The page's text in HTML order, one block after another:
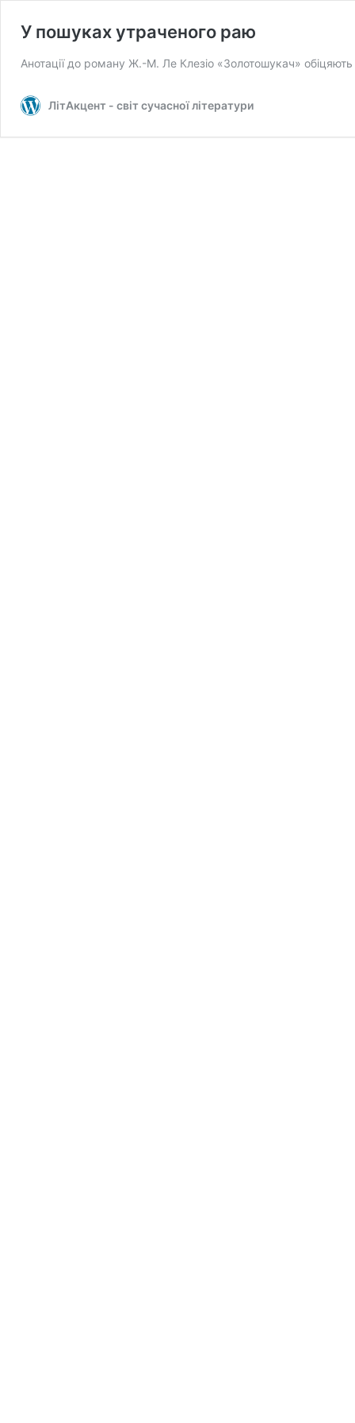
У пошуках утраченого раю
Анотації до роману Ж.-М. Ле Клезіо «Золотошукач»
ЛітАкцент - світ сучасної літератури